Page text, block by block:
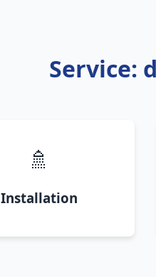
Service:
🚿
Installation